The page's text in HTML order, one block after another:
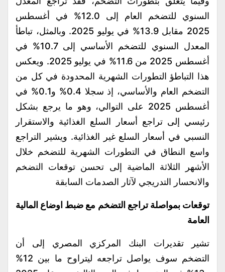
السنوي للتضخم العام إلى 12.0% في أغسطس
2025 مقابل 13.9% في يوليو 2025. وبالمثل، تباطأ
المعدل السنوي للتضخم الأساسي إلى 10.7% في
أغسطس 2025 من 11.6% في يوليو 2025. ويعكس
هذا التباطؤ التطورات الشهرية المحدودة في كل من
التضخم العام والأساسي، إذ سجلا 0.4% و0.1% في
أغسطس 2025 على التوالي، وهو ما يرجع بشكل
رئيسي إلى تراجع أسعار السلع الغذائية والاستقرار
النسبي في أسعار السلع غير الغذائية. ويشير التراجع
واسع النطاق في التطورات الشهرية للتضخم خلال
الأشهر الثلاثة الماضية إلى تحسن توقعات التضخم
والانحسار التدريجي لآثار الصدمات السابقة
توقعات بمواصلة تراجع التضخم مع ضبط اوضاع المالية
العامة
تشير تقديرات البنك المركزي المصري إلى أن
التضخم سوف يواصل تراجعه ليتراوح ما بين 12%